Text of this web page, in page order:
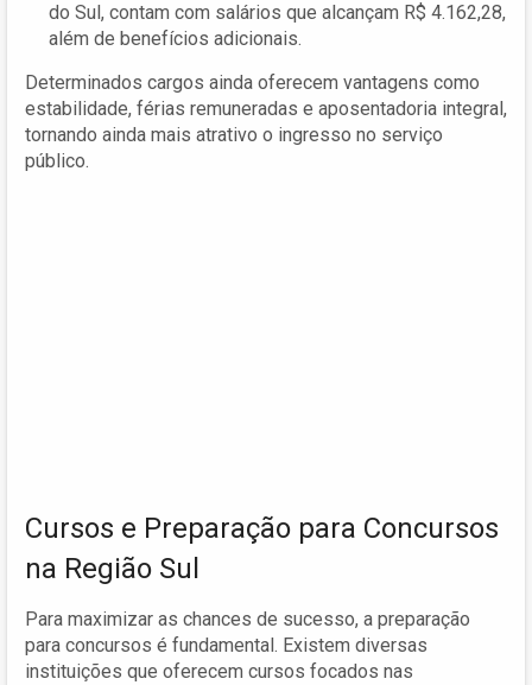
do Sul, contam com salários que alcançam R$ 4.162,28,
além de benefícios adicionais.
Determinados cargos ainda oferecem vantagens como
estabilidade, férias remuneradas e aposentadoria integral,
tornando ainda mais atrativo o ingresso no serviço
público.
Cursos e Preparação para Concursos
na Região Sul
Para maximizar as chances de sucesso, a preparação
para concursos é fundamental. Existem diversas
instituições que oferecem cursos focados nas